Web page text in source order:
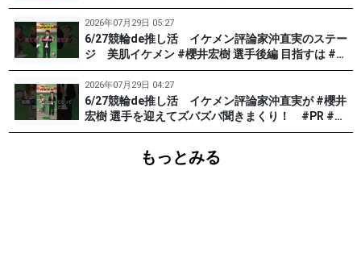
です。 #PR #松戸けいりん
2026年07月29日 05:27
6/27競輪de推し活 イケメン評論家沖直実のステー
ジ 美肌イケメン #櫻井宏樹 選手後編 目指すは #田
中みな実 !? #PR #松戸けいりん
2026年07月29日 04:27
6/27競輪de推し活 イケメン評論家沖直実が #櫻井
宏樹 選手を迎えてズバズバ聞きまくり！ #PR #松
戸けいりん #和田健太郎
もっとみる